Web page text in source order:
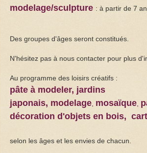
modelage/sculpture : à partir de 7
Des groupes d'âges seront constitués.
N'hésitez pas à nous contacter pour plus
Au programme des loisirs créatifs :
pâte à modeler, jardins
japonais, modelage mosaïque
décoration d'objets en bois,
selon les âges et les envies de chacun.